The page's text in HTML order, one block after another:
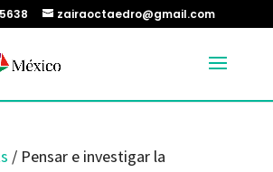
zairaoctaedro@gmail.com
/ Pensar e investigar la